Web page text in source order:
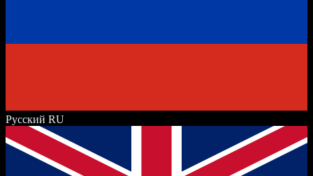
Русский RU